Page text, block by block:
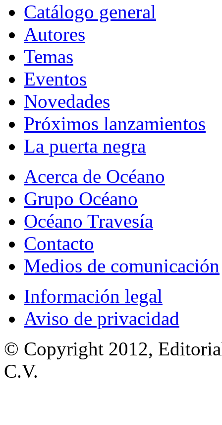
Catálogo general
Autores
Temas
Eventos
Novedades
Próximos lanzamientos
La puerta negra
Acerca de Océano
Grupo Océano
Océano Travesía
Contacto
Medios de comunicación
Información legal
Aviso de privacidad
© Copyright 2012,
C.V.